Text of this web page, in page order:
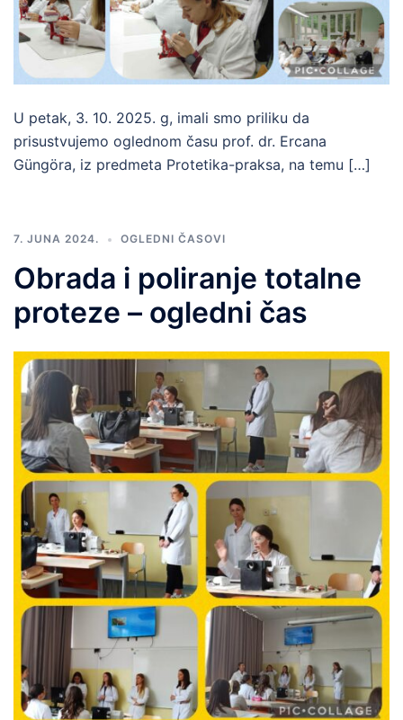
U petak, 3. 10. 2025. g, imali smo priliku da
prisustvujemo oglednom času prof. dr. Ercana
Güngöra, iz predmeta Protetika-praksa, na temu […]
7. JUNA 2024. OGLEDNI ČASOVI
Obrada i poliranje totalne
proteze – ogledni čas